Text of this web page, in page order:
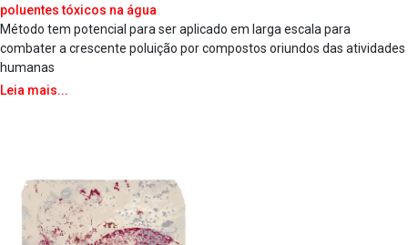
poluentes tóxicos na água
Método tem potencial para ser aplicado em larga escala para
combater a crescente poluição por compostos oriundos das atividades
humanas
Leia mais...